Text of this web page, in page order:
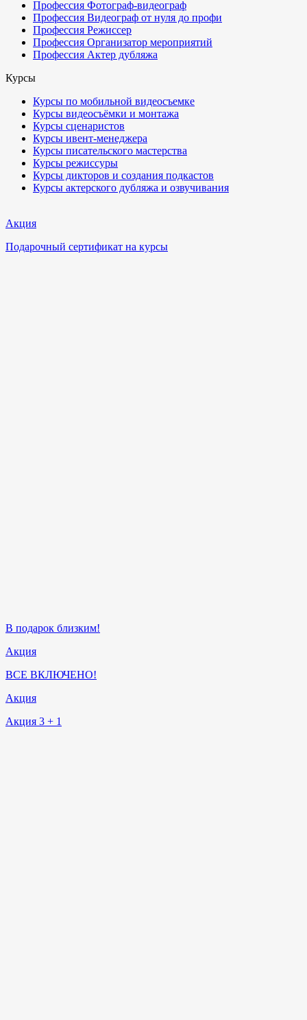
Профессия Фотограф-видеограф
Профессия Видеограф от нуля до профи
Профессия Режиссер
Профессия Организатор мероприятий
Профессия Актер дубляжа
Курсы
Курсы по мобильной видеосъемке
Курсы видеосъёмки и монтажа
Курсы сценаристов
Курсы ивент-менеджера
Курсы писательского мастерства
Курсы режиссуры
Курсы дикторов и создания подкастов
Курсы актерского дубляжа и озвучивания
Акция
Подарочный сертификат на курсы
В подарок близким!
Акция
ВСЕ ВКЛЮЧЕНО!
Акция
Акция 3 + 1